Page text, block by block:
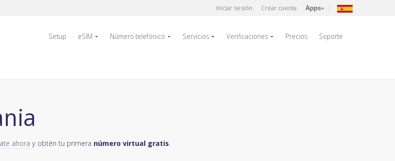
Iniciar sesión Crear cuenta Apps
Setup eSIM Número telefónico Servicios Verificaciones Precios Soporte
ahora y obtén tu primera número virtual gratis.